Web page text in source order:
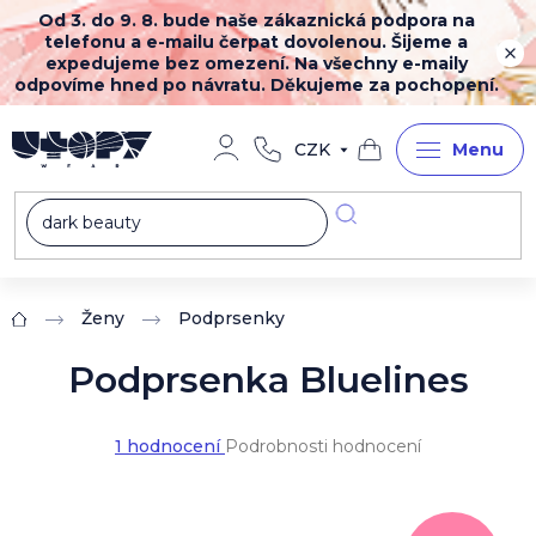
Přejít
na
obsah
Od 3. do 9. 8. bude naše zákaznická podpora na
telefonu a e-mailu čerpat dovolenou. Šijeme a
expedujeme bez omezení. Na všechny e-maily
odpovíme hned po návratu. Děkujeme za pochopení.
CZK
Nákupní
košík
Domů Ženy Podprsenky
Podprsenka Bluelines
Průměrné
hodnocení
1 hodnocení Podrobnosti hodnocení